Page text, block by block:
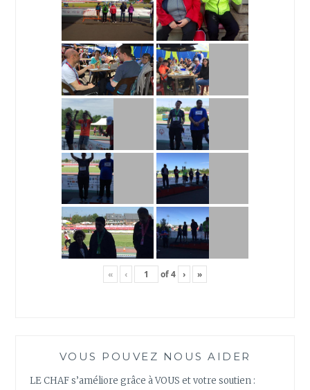
« ‹ of4 › »
VOUS POUVEZ NOUS AIDER
LE CHAF s’améliore grâce à VOUS et votre soutien :